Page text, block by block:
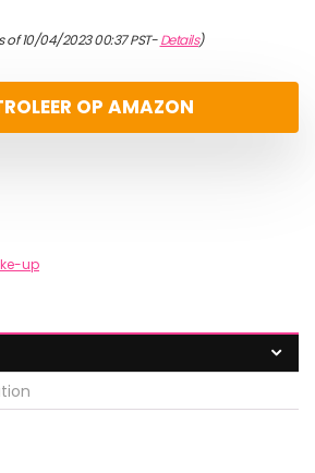
of 10/04/2023 00:37 PST-Details)
OP AMAZON
up